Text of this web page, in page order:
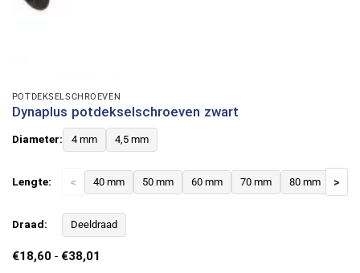
POTDEKSELSCHROEVEN
Dynaplus potdekselschroeven zwart
Diameter: 4 mm 4,5 mm
Lengte: < 40 mm 50 mm 60 mm 70 mm 80 mm >
Draad: Deeldraad
€18,60 - €38,01